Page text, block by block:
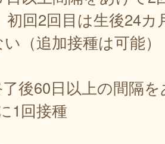
2回目は生後24カ
（追加接種は可能）
60日以上の間隔を
1回接種